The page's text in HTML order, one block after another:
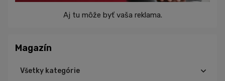
Aj tu môže byť vaša reklama.
Magazín
Všetky kategórie